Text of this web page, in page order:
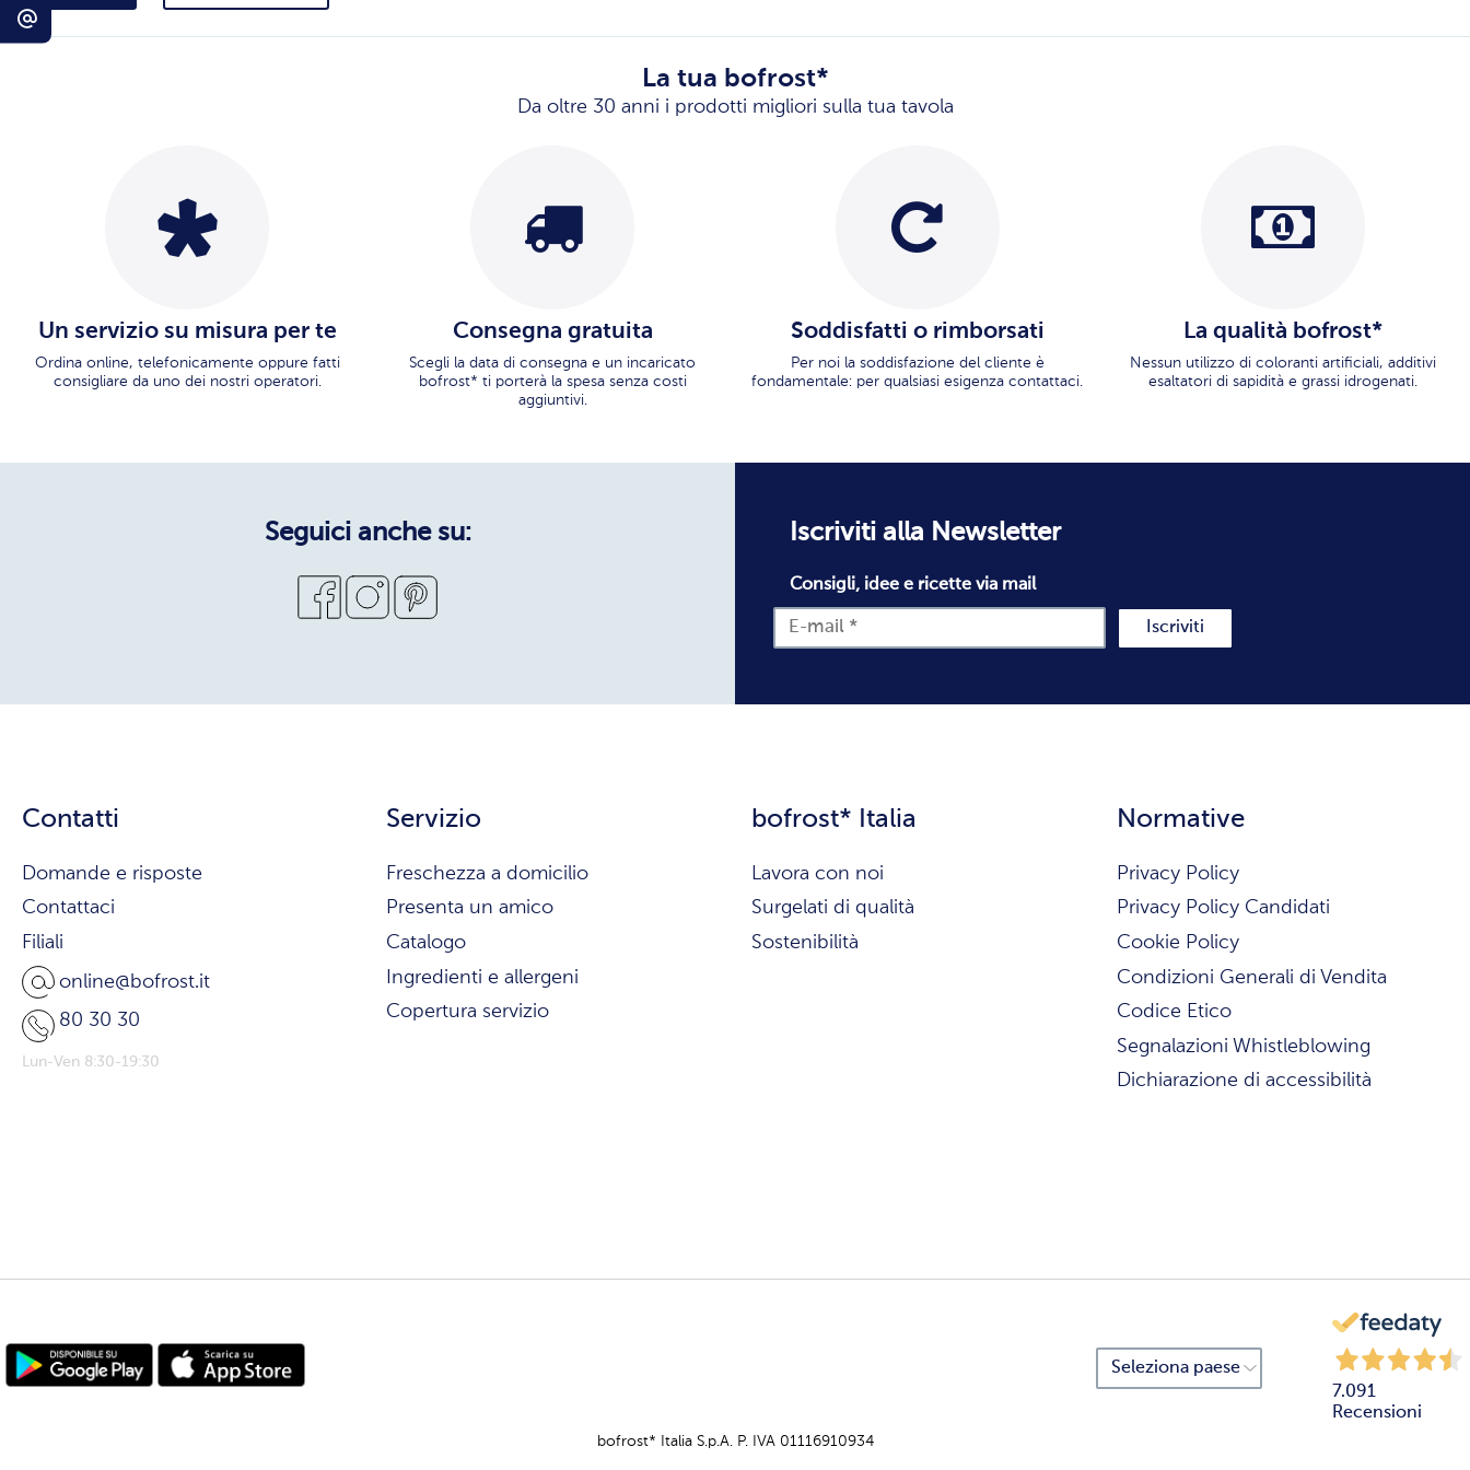
La tua bofrost*
Da oltre 30 anni i prodotti migliori sulla tua tavola
Un servizio su misura per te
Ordina online, telefonicamente oppure fatti
consigliare da uno dei nostri operatori.
Consegna gratuita
Scegli la data di consegna e un incaricato
bofrost* ti porterà la spesa senza costi
aggiuntivi.
Soddisfatti o rimborsati
Per noi la soddisfazione del cliente è
fondamentale: per qualsiasi esigenza contattaci.
La qualità bofrost*
Nessun utilizzo di coloranti artificiali, additivi
esaltatori di sapidità e grassi idrogenati.
Contatti
Domande e risposte
Contattaci
Filiali
online@bofrost.it
80 30 30
Lun-Ven 8:30-19:30
Servizio
Freschezza a domicilio
Presenta un amico
Catalogo
Ingredienti e allergeni
Copertura servizio
bofrost* Italia
Lavora con noi
Surgelati di qualità
Sostenibilità
Normative
Privacy Policy
Privacy Policy Candidati
Cookie Policy
Condizioni Generali di Vendita
Codice Etico
Segnalazioni Whistleblowing
Dichiarazione di accessibilità
Seguici anche su: Iscriviti alla Newsletter
Consigli, idee e ricette via mail
Iscriviti
7.091
Recensioni
bofrost* Italia S.p.A. P. IVA 01116910934